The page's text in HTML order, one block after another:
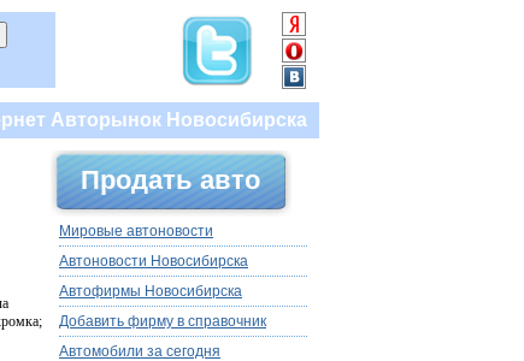
Авторынок Новосибирска
Продать авто
Мировые автоновости
Автоновости Новосибирска
Автофирмы Новосибирска
Добавить фирму в справочник
Автомобили за сегодня